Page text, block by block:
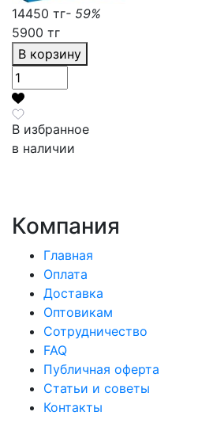
14450 тг- 59%
5900 тг
В корзину
В избранное
в наличии
Компания
Главная
Оплата
Доставка
Оптовикам
Сотрудничество
FAQ
Публичная оферта
Статьи и советы
Контакты